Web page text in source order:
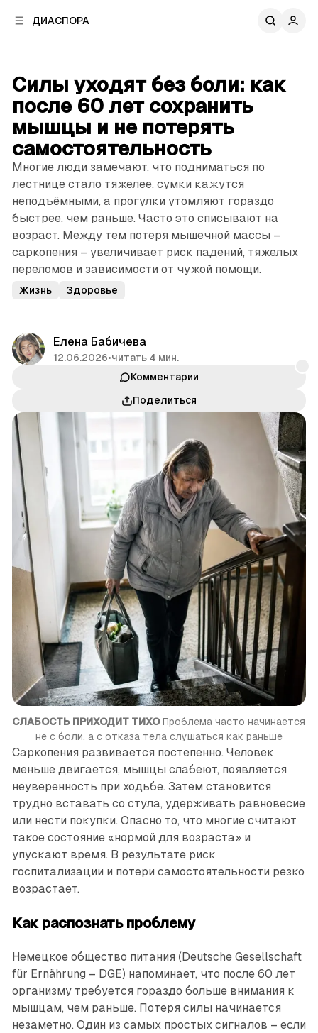
ДИАСПОРА
Силы уходят без боли: как
после 60 лет сохранить
мышцы и не потерять
самостоятельность
Многие люди замечают, что подниматься по
лестнице стало тяжелее, сумки кажутся
неподъёмными, а прогулки утомляют гораздо
быстрее, чем раньше. Часто это списывают на
возраст. Между тем потеря мышечной массы –
саркопения – увеличивает риск падений, тяжелых
переломов и зависимости от чужой помощи.
Жизнь Здоровье
Елена Бабичева
12.06.2026•читать 4 мин.
Комментарии
Поделиться
СЛАБОСТЬ ПРИХОДИТ ТИХО Проблема часто начинается
не с боли, а с отказа тела слушаться как раньше
Саркопения развивается постепенно. Человек
меньше двигается, мышцы слабеют, появляется
неуверенность при ходьбе. Затем становится
трудно вставать со стула, удерживать равновесие
или нести покупки. Опасно то, что многие считают
такое состояние «нормой для возраста» и
упускают время. В результате риск
госпитализации и потери самостоятельности резко
возрастает.
Как распознать проблему
Немецкое общество питания (Deutsche Gesellschaft
für Ernährung – DGE) напоминает, что после 60 лет
организму требуется гораздо больше внимания к
мышцам, чем раньше. Потеря силы начинается
незаметно. Один из самых простых сигналов – если